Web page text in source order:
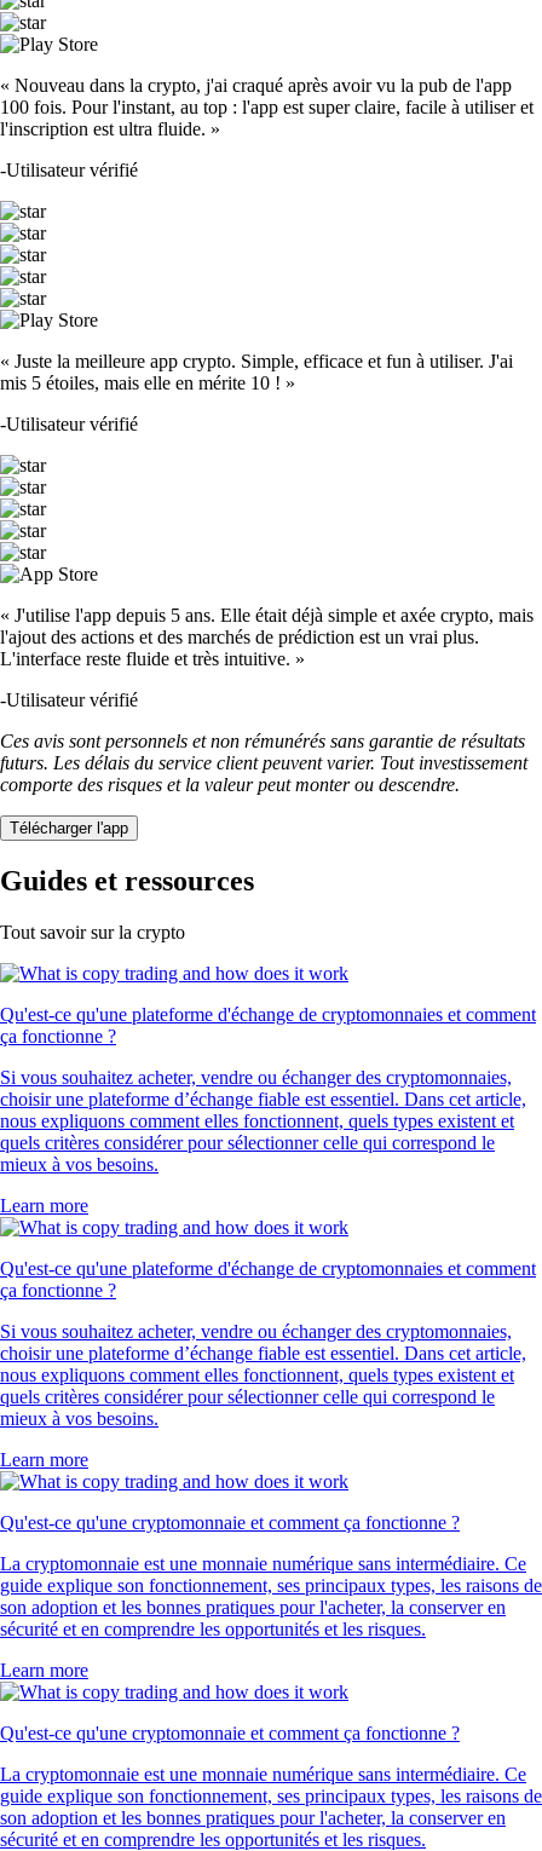
« Nouveau dans la crypto, j'ai craqué après avoir vu la pub de l'app
100 fois. Pour l'instant, au top : l'app est super claire, facile à utiliser et
l'inscription est ultra fluide. »
-Utilisateur vérifié
« Juste la meilleure app crypto. Simple, efficace et fun à utiliser. J'ai
mis 5 étoiles, mais elle en mérite 10 ! »
-Utilisateur vérifié
« J'utilise l'app depuis 5 ans. Elle était déjà simple et axée crypto, mais
l'ajout des actions et des marchés de prédiction est un vrai plus.
L'interface reste fluide et très intuitive. »
-Utilisateur vérifié
Ces avis sont personnels et non rémunérés sans garantie de résultats
futurs. Les délais du service client peuvent varier. Tout investissement
comporte des risques et la valeur peut monter ou descendre.
Télécharger l'app
Guides et ressources
Tout savoir sur la crypto
Qu'est-ce qu'une plateforme d'échange de cryptomonnaies et comment
ça fonctionne ?
Si vous souhaitez acheter, vendre ou échanger des cryptomonnaies,
choisir une plateforme d’échange fiable est essentiel. Dans cet article,
nous expliquons comment elles fonctionnent, quels types existent et
quels critères considérer pour sélectionner celle qui correspond le
mieux à vos besoins.
Learn more
Qu'est-ce qu'une plateforme d'échange de cryptomonnaies et comment
ça fonctionne ?
Si vous souhaitez acheter, vendre ou échanger des cryptomonnaies,
choisir une plateforme d’échange fiable est essentiel. Dans cet article,
nous expliquons comment elles fonctionnent, quels types existent et
quels critères considérer pour sélectionner celle qui correspond le
mieux à vos besoins.
Learn more
Qu'est-ce qu'une cryptomonnaie et comment ça fonctionne ?
La cryptomonnaie est une monnaie numérique sans intermédiaire. Ce
guide explique son fonctionnement, ses principaux types, les raisons de
son adoption et les bonnes pratiques pour l'acheter, la conserver en
sécurité et en comprendre les opportunités et les risques.
Learn more
Qu'est-ce qu'une cryptomonnaie et comment ça fonctionne ?
La cryptomonnaie est une monnaie numérique sans intermédiaire. Ce
guide explique son fonctionnement, ses principaux types, les raisons de
son adoption et les bonnes pratiques pour l'acheter, la conserver en
sécurité et en comprendre les opportunités et les risques.